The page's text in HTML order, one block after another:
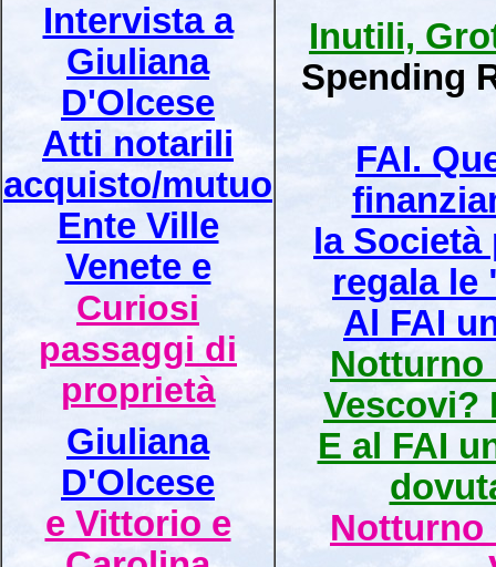
Intervista a
Giuliana
D'Olcese
Atti notarili
acquisto/mutuo
Ente Ville
Venete e
Curiosi
passaggi di
proprietà
Giuliana
D'Olcese
e Vittorio e
Inutili,
Spending
FAI.
la
regala le
Al FAI
Notturno
Vescovi?
E al FAI
Notturno